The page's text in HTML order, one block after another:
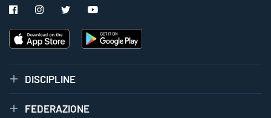
DISCIPLINE
FEDERAZIONE